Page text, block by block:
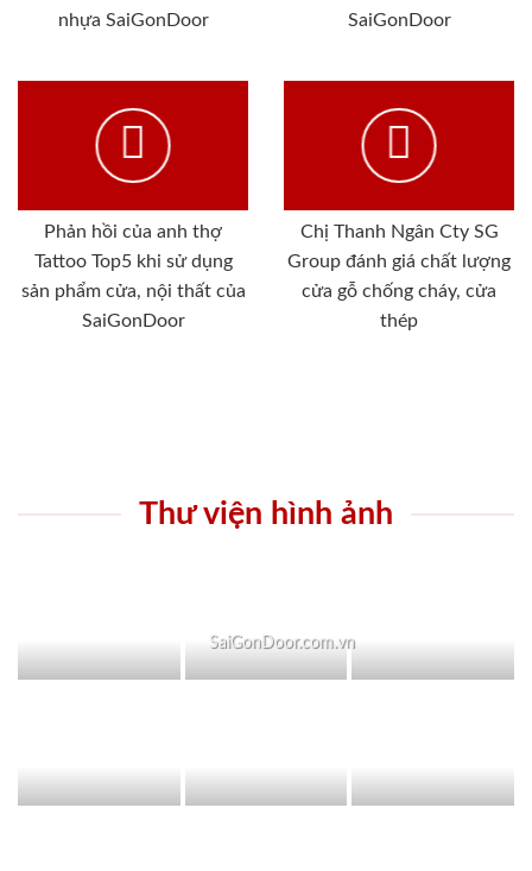
nhựa SaiGonDoor
SaiGonDoor
Phản hồi của anh thợ
Tattoo Top5 khi sử dụng
sản phẩm cửa, nội thất của
SaiGonDoor
Chị Thanh Ngân Cty SG
Group đánh giá chất lượng
cửa gỗ chống cháy, cửa
thép
Thư viện hình ảnh
SaiGonDoor.com.vn